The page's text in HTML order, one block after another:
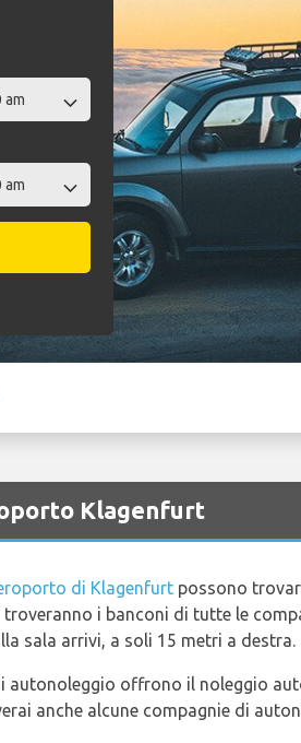
Klagenfurt
di Klagenfurt possono
troveranno i banconi di tutte le
sala arrivi, a soli 15 metri a destra.
autonoleggio offrono il noleggio
anche alcune compagnie di